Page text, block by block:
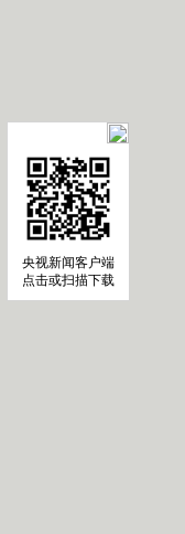
央视新闻客户端
点击或扫描下载